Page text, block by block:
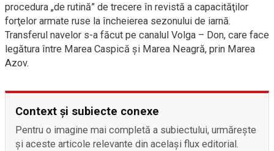
procedura „de rutină” de trecere în revistă a capacităţilor
forţelor armate ruse la încheierea sezonului de iarnă.
Transferul navelor s-a făcut pe canalul Volga – Don, care face
legătura între Marea Caspică și Marea Neagră, prin Marea
Azov.
Context și subiecte conexe
Pentru o imagine mai completă a subiectului, urmărește
și aceste articole relevante din același flux editorial.